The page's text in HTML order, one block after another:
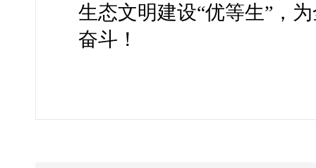
生态文明建设“优等生”，
奋斗！